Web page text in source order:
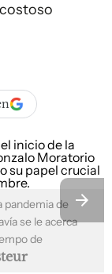
pandemia de
se le acerca
de